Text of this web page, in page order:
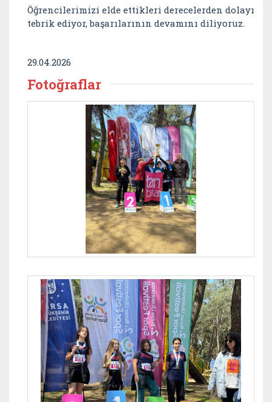
Öğrencilerimizi elde ettikleri derecelerden dolayı
tebrik ediyor, başarılarının devamını diliyoruz.
29.04.2026
Fotoğraflar